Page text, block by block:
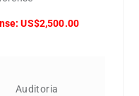
US$2,500.00
Auditoria